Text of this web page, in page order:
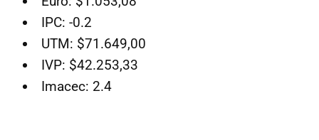
IPC: -0.2
UTM: $71.649,00
IVP: $42.253,33
Imacec: 2.4